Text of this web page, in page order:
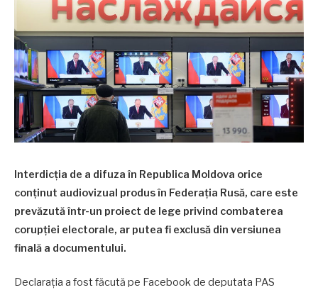
Interdicția de a difuza în Republica Moldova orice
conținut audiovizual produs în Federația Rusă, care este
prevăzută într-un proiect de lege privind combaterea
corupției electorale, ar putea fi exclusă din versiunea
finală a documentului.
Declarația a fost făcută pe Facebook de deputata PAS